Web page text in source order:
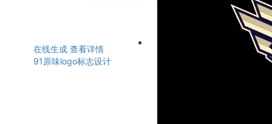
在线生成 查看详情
91原味logo标志设计